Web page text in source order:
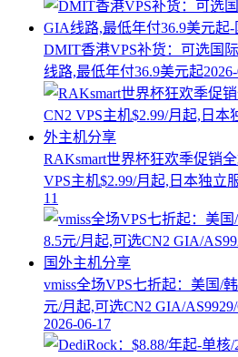
DMIT香港VPS补货：可选国
线路,最低年付36.9美元起
RAKsmart世界杯狂欢季促销
VPS主机$2.99/月起,日本独立
11
vmiss全场VPS七折起：美国/
元/月起,可选CN2 GIA/
2026-06-17